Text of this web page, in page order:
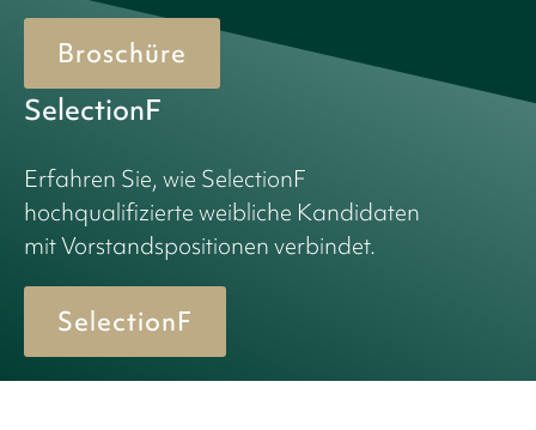
Broschüre
SelectionF
Erfahren Sie, wie SelectionF
hochqualifizierte weibliche Kandidaten
mit Vorstandspositionen verbindet.
SelectionF